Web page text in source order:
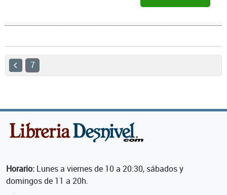
7
Horario: Lunes a viernes de 10 a 20:30, sábados y
domingos de 11 a 20h.